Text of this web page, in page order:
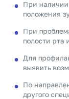
При
положения
При
полости рта
Для
выявить
По
другого